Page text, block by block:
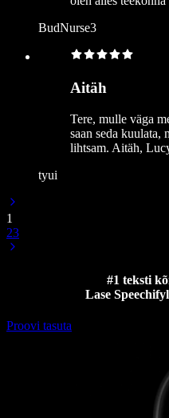
BudNurse3
Aitäh
Tere, mulle väga
saan seda kuulata,
lihtsam. Aitäh,
tyui
1
23
#1 teksti
Lase
Proovi tasuta